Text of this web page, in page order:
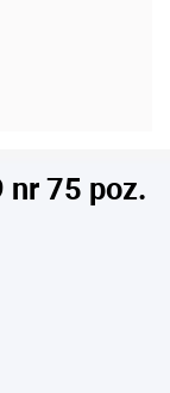
75 poz.